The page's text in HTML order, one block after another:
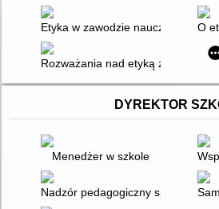
Etyka w zawodzie nauczyciela O
Rozważania nad etyką zawodu
DYREKTOR
Menedżer w szkole
Nadzór pedagogiczny sprawowany